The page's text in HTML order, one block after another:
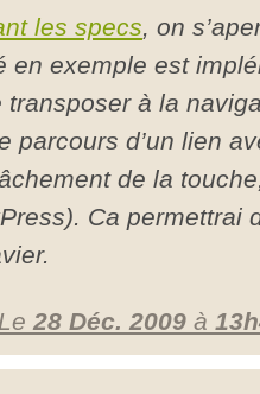
les specs, on
en exemple est
à la
parcours d’un lien
de la
Ca permettrai
Le 28 Déc. 2009 à